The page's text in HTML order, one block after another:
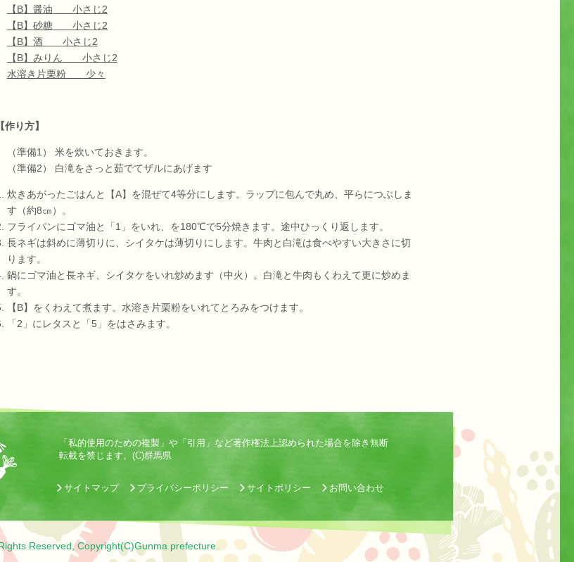
【B】醤油 小さじ2
【B】砂糖 小さじ2
【B】酒 小さじ2
【B】みりん 小さじ2
水溶き片栗粉 少々
【作り方】
（準備1） 米を炊いておきます。
（準備2） 白滝をさっと茹でてザルにあげます
炊きあがったごはんと【A】を混ぜて4等分にします。ラップに包んで丸め、平らにつぶしま
す（約8㎝）。
フライパンにゴマ油と「1」をいれ、を180℃で5分焼きます。途中ひっくり返します。
長ネギは斜めに薄切りに、シイタケは薄切りにします。牛肉と白滝は食べやすい大きさに切
ります。
鍋にゴマ油と長ネギ、シイタケをいれ炒めます（中火）。白滝と牛肉もくわえて更に炒めま
す。
【B】をくわえて煮ます。水溶き片栗粉をいれてとろみをつけます。
「2」にレタスと「5」をはさみます。
「私的使用のための複製」や「引用」など著作権法上認められた場合を除き無断
転載を禁じます。(C)群馬県
サイトマップ プライバシーポリシー サイトポリシー お問い合わせ